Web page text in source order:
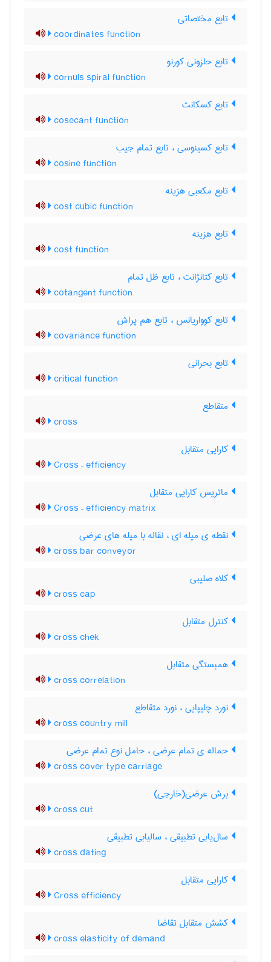
تابع مختصاتی
coordinates function
تابع حلزونی کورنو
cornuls spiral function
تابع کسکانت
cosecant function
تابع کسینوسی ، تابع تمام جیب
cosine function
تابع مکعبی هزینه
cost cubic function
تابع هزینه
cost function
تابع کتانژانت ، تابع ظل تمام
cotangent function
تابع کوواریانس ، تابع هم پراش
covariance function
تابع بحرانی
critical function
متقاطع
cross
کارایی متقابل
Cross – efficiency
ماتریس کارایی متقابل
Cross – efficiency matrix
نقطه ی میله ای ، نقاله با میله های عرضی
cross bar conveyor
کلاه صلیبی
cross cap
کنترل متقابل
cross chek
همبستگی متقابل
cross correlation
نورد چلیپایی ، نورد متقاطع
cross country mill
حماله ی تمام عرضی ، حامل نوع تمام عرضی
cross cover type carriage
برش عرضی(خارجی)
cross cut
سال‌یابی تطبیقی ، سالیابی تطبیقی
cross dating
کارایی متقابل
Cross efficiency
کشش متقابل تقاضا
cross elasticity of demand